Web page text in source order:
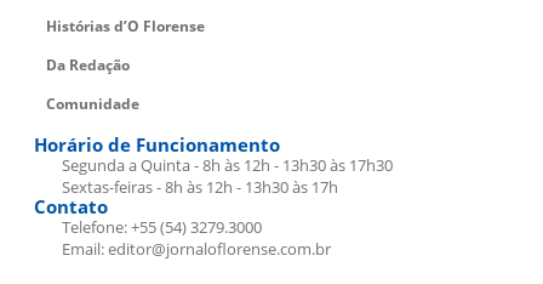
Histórias d’O Florense
Da Redação
Comunidade
Horário de Funcionamento
Segunda a Quinta - 8h às 12h - 13h30 às 17h30
Sextas-feiras - 8h às 12h - 13h30 às 17h
Contato
Telefone: +55 (54) 3279.3000
Email: editor@jornaloflorense.com.br